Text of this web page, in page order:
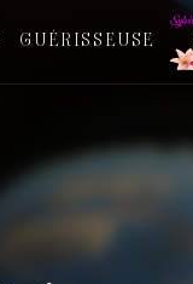
GUÉRISSEUSE